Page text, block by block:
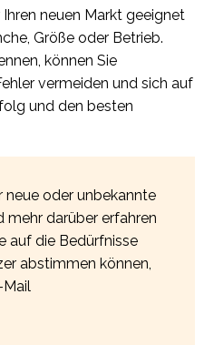
neuen Markt geeignet
Größe oder Betrieb.
können Sie
vermeiden und sich auf
und den besten
neue oder unbekannte
mehr darüber erfahren
auf die Bedürfnisse
abstimmen können,
Mail